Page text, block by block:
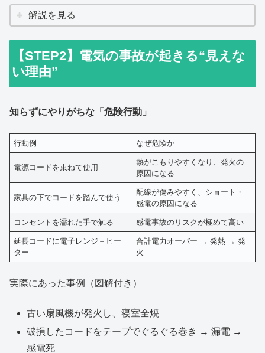
解説を見る
【STEP2】電気の事故が起きる“見えな
い理由”
知らずにやりがちな「危険行動」
行動例 なぜ危険か
電源コードを束ねて使用
熱がこもりやすくなり、発火の
原因になる
家具の下でコードを踏んで使う
配線が傷みやすく、ショート・
感電の原因になる
コンセントを濡れた手で触る 感電事故のリスクが極めて高い
延長コードに電子レンジ＋ヒー
ター
合計電力オーバー → 発熱 → 発
火
実際にあった事例（図解付き）
古い扇風機が発火し、寝室全焼
破損したコードをテープでぐるぐる巻き → 漏電 →
感電死